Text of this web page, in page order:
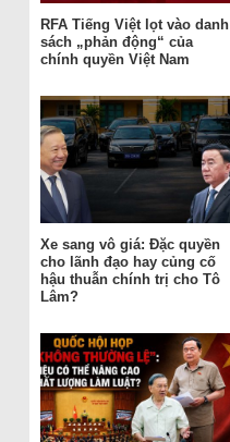
RFA Tiếng Việt lọt vào danh
sách „phản động“ của
chính quyền Việt Nam
Xe sang vô giá: Đặc quyền
cho lãnh đạo hay củng cố
hậu thuẫn chính trị cho Tô
Lâm?